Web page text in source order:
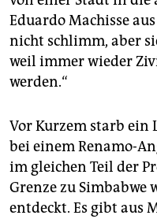
Eduardo Machisse
nicht schlimm, aber
weil immer wieder
werden.“
Vor Kurzem starb ein
bei einem Renamo-
im gleichen Teil der
Grenze zu Simbabwe
entdeckt. Es gibt aus